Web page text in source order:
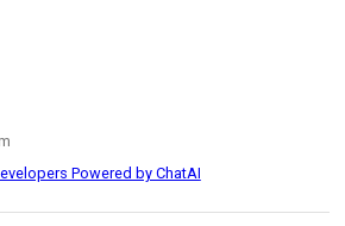
Powered by ChatAI